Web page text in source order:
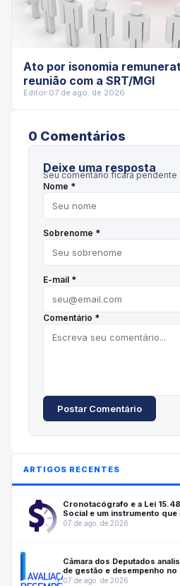
Ato por isonomia
reunião com a SRT/MGI
Editor·07 de ago. de 2026
0 Comentários
Deixe uma resposta
Seu comentário ficará pendente
Nome *
Sobrenome *
E-mail *
Comentário *
Postar Comentário
ARTIGOS RECENTES
Cronotacógrafo e a Lei
Social e um instrumento que
07 de ago. de 2026
Câmara dos Deputados
de gestão e desempenho
07 de ago. de 2026